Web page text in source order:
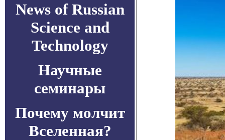
News of Russian
Science and
Technology
Научные
семинары
Почему молчит
Вселенная?